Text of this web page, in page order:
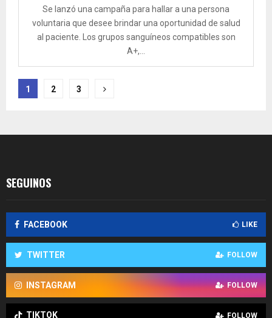
Se lanzó una campaña para hallar a una persona
voluntaria que desee brindar una oportunidad de salud
al paciente. Los grupos sanguíneos compatibles son
A+,...
Paginación
entradas
1 2 3
SEGUINOS
FACEBOOK LIKE
TWITTER FOLLOW
INSTAGRAM FOLLOW
TIKTOK FOLLOW